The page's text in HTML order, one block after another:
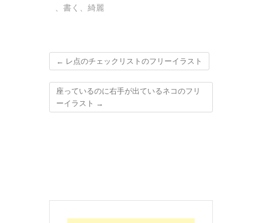
、 書く 、 綺麗
← レ点のチェックリストのフリーイラスト
座っているのに右手が出ているネコのフリ
ーイラスト →